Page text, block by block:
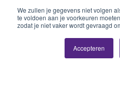
We zullen je gegevens niet volgen
te voldoen aan je voorkeuren
zodat je niet vaker wordt gevraagd
Accepteren